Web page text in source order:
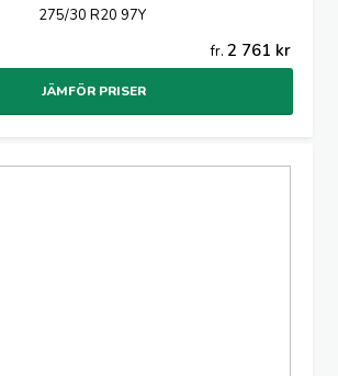
275/30 R20 97Y
fr. 2 761 kr
JÄMFÖR PRISER